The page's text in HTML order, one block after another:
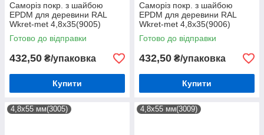
Саморіз покр. з шайбою
EPDM для деревини RAL
Wkret-met 4,8х35(9005)
(250шт)
Готово до відправки
432,50 ₴/упаковка
Купити
Саморіз покр. з шайбою
EPDM для деревини RAL
Wkret-met 4,8х35(9006)
(250шт)
Готово до відправки
432,50 ₴/упаковка
Купити
4,8х55 мм(3005) 4,8х55 мм(3009)